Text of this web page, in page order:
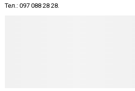
Тел.: 097 088 28 28.